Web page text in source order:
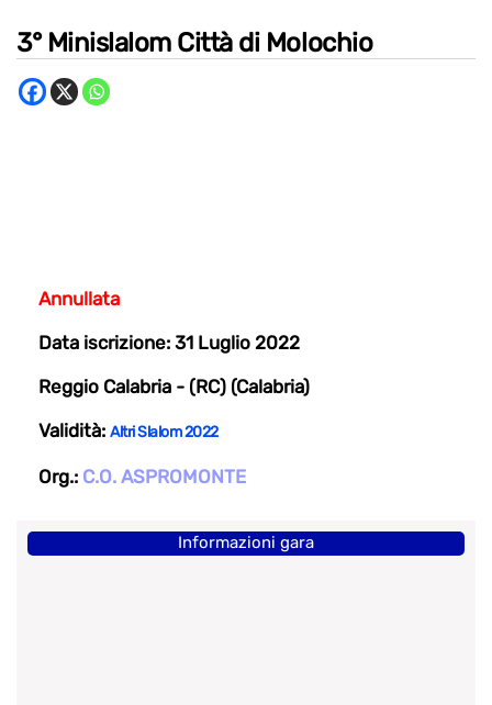
3° Minislalom Città di Molochio
Annullata
Data iscrizione: 31 Luglio 2022
Reggio Calabria - (RC) (Calabria)
Validità: Altri Slalom 2022
Org.: C.O. ASPROMONTE
Informazioni gara